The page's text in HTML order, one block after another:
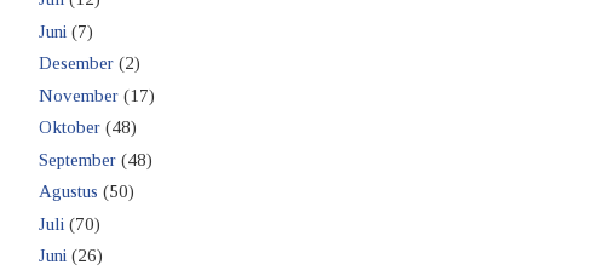
Juni (7)
Desember (2)
November (17)
Oktober (48)
September (48)
Agustus (50)
Juli (70)
Juni (26)